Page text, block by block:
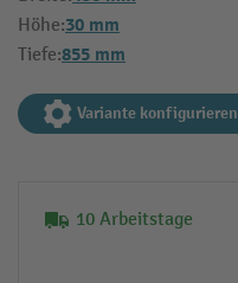
Höhe:30 mm
Tiefe:855 mm
Variante konfigurieren
10 Arbeitstage